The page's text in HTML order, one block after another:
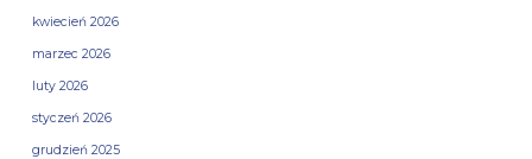
kwiecień 2026
marzec 2026
luty 2026
styczeń 2026
grudzień 2025